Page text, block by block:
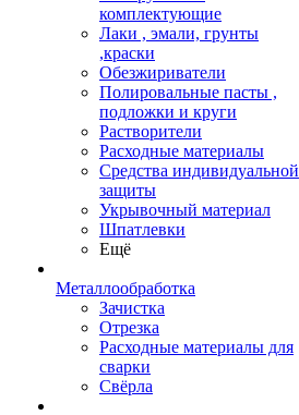
комплектующие
Лаки , эмали, грунты
,краски
Обезжириватели
Полировальные пасты ,
подложки и круги
Растворители
Расходные материалы
Средства индивидуальной
защиты
Укрывочный материал
Шпатлевки
Ещё
Металлообработка
Зачистка
Отрезка
Расходные материалы для
сварки
Свёрла